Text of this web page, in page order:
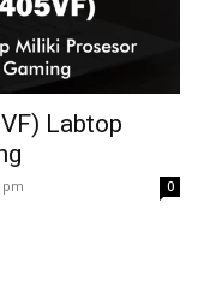
Labtop
pm 0